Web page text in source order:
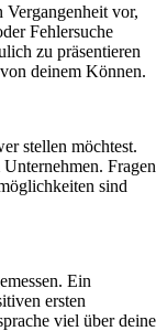
Vergangenheit vor,
Fehlersuche
zu präsentieren
deinem Können.
stellen möchtest.
Fragen
sind
Ein
ersten
viel über deine